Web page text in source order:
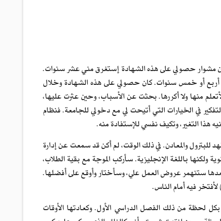
أن مشوار حصولي على هذه الشهادة إستغرق مني عشر سنوات.
أربع أو خمس سنوات. كان حصولي على هذه الشهادة وخلال
منها ولا أكررها. بحثت عن الأسباب، وحين عثرت عليها،
في الخيارات التي أتيحت لي مع دخولي للجامعة. فنظام
هذا التغير، وتكيف نفسي للإستفادة منه.
في 1999م، وإلتحاقي بجامعة الملك فهد للبترول والمعادن. في ذلك الوقت، لم أكن قد سمعت عن إدارة
ولكنها باللغة الإنجليزية. سأركب الموجة مع بقية الطلاب،
ستنهمر عروض العمل علي، وسأختار وأوقع على أفضلها.
فيه أمام الناس.
لحظة من ذلك الفصل الدراسي الأول. وكعادتها الأوقات